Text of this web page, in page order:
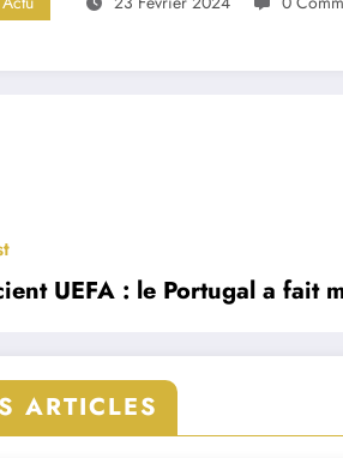
UEFA : le Portugal a fait
ARTICLES